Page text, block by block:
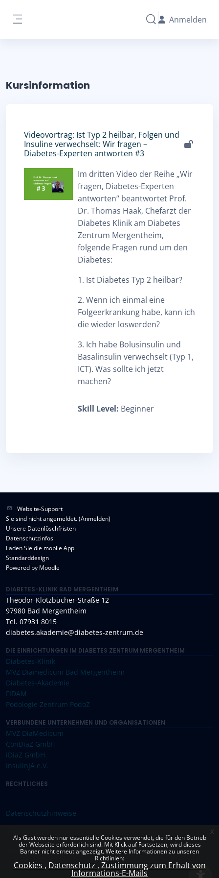
Als Gast werden nur essentielle Cookies verwendet, die für den Betrieb
der Webseite erforderlich sind. Mit Klick auf Fortsetzen, wird dieses
Banner nicht erneut angezeigt. Weitere Informationen zu unseren
Richtlinien:
Cookies Datenschutz Zustimmung zum Erhalt von
Informations-E-Mails
x
SucheingabeAnmelden
Kursinformation
Videovortrag: Ist Typ 2 heilbar, Folgen und
Insuline verwechselt: Wir fragen –
Diabetes-Experten antworten #3
Im dritten Video der Reihe „Wir
fragen, Diabetes-Experten
antworten“ beantwortet Prof.
Dr. Thomas Haak, Chefarzt der
Diabetes Klinik am Diabetes
Zentrum Mergentheim,
folgende Fragen rund um den
Diabetes:
1. Ist Diabetes Typ 2 heilbar?
2. Wenn ich einmal eine
Folgeerkrankung habe, kann ich
die wieder loswerden?
3. Ich habe Bolusinsulin und
Basalinsulin verwechselt (Typ 1,
ICT). Was sollte ich jetzt
machen?
Skill Level: Beginner
Website-Support
Sie sind nicht angemeldet. (Anmelden)
Unsere Datenlöschfristen
Datenschutzinfos
Laden Sie die mobile App
Standarddesign
Powered by Moodle
DIABETES-KLINIK BAD MERGENTHEIM
Theodor-Klotzbücher-Straße 12
97980 Bad Mergentheim
Tel. 07931 8015
diabetes.akademie@diabetes-zentrum.de
DIE EINRICHTUNGEN IM DIABETES ZENTRUM MERGENTHEIM
Diabetes-Klinik
MVZ Diamedicum Bad Mergentheim
Diabetes-Akademie
FIDAM
Podologie Zentrum PodoZ
VERBUNDENE UNTERNEHMEN UND ORGANISATIONEN
MVZ DiaMedicum
ConDiaZ GmbH
iDiaZ GmbH
InsulinJA e.V.
RECHTLICHES
Datenschutzhinweise
Kontakt